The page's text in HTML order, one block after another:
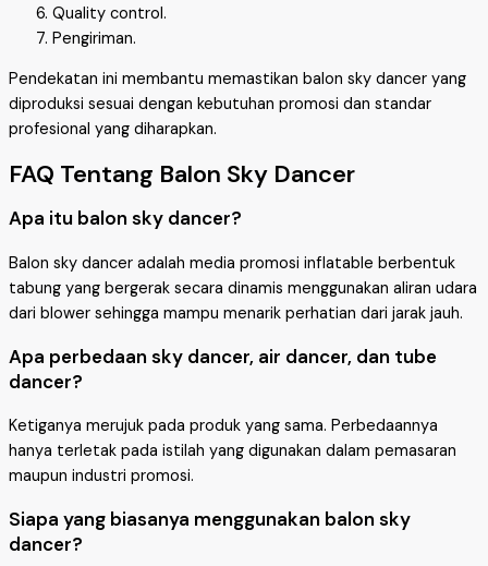
Quality control.
Pengiriman.
Pendekatan ini membantu memastikan balon sky dancer yang
diproduksi sesuai dengan kebutuhan promosi dan standar
profesional yang diharapkan.
FAQ Tentang Balon Sky Dancer
Apa itu balon sky dancer?
Balon sky dancer adalah media promosi inflatable berbentuk
tabung yang bergerak secara dinamis menggunakan aliran udara
dari blower sehingga mampu menarik perhatian dari jarak jauh.
Apa perbedaan sky dancer, air dancer, dan tube
dancer?
Ketiganya merujuk pada produk yang sama. Perbedaannya
hanya terletak pada istilah yang digunakan dalam pemasaran
maupun industri promosi.
Siapa yang biasanya menggunakan balon sky
dancer?